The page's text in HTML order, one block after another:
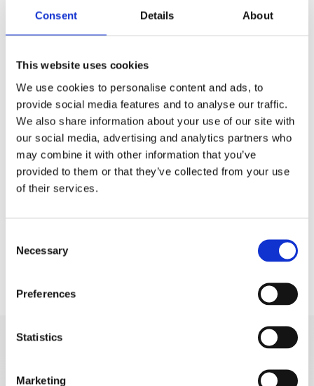
Consent Details About
This website uses cookies
We use cookies to personalise content and ads, to
provide social media features and to analyse our traffic.
We also share information about your use of our site with
our social media, advertising and analytics partners who
may combine it with other information that you’ve
provided to them or that they’ve collected from your use
of their services.
Selection
Necessary
Preferences
Statistics
Marketing
Izlet brodom po Cetini:
Za opušteniji
rijekom Cetinom i uživajte u netaknutoj
prirodi i miru kanjona.
Radmanove mlinice: Samo 5 kilometara uz
kanjon Cetine nalaze se Radmanove mlinice
idilično izletište poznato po tradicionalnom
kruhu ispod peke i svježim pastrvama.
Plaže: